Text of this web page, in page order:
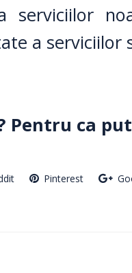
serviciilor
a serviciilor
Pentru ca
Pinterest